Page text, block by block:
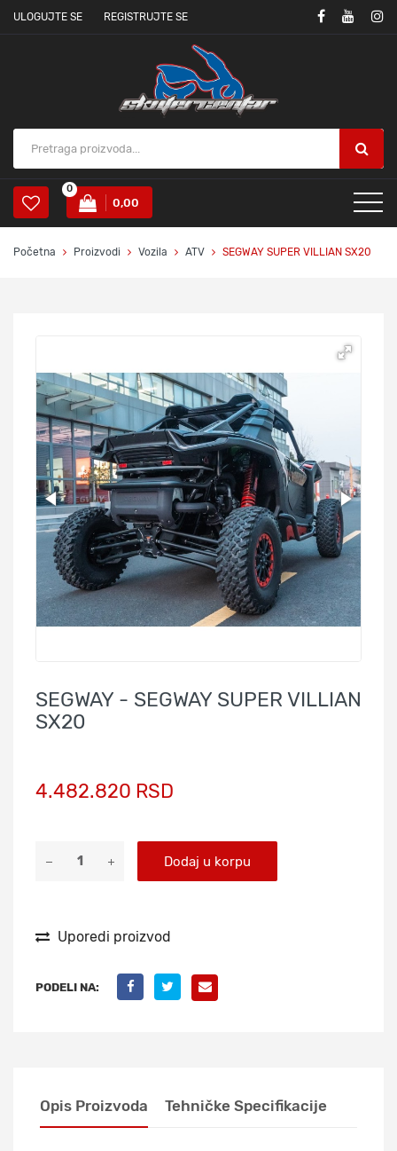
ULOGUJTE SE REGISTRUJTE SE
0
0,00
Početna Proizvodi Vozila ATV SEGWAY SUPER VILLIAN SX20
SEGWAY - SEGWAY SUPER VILLIAN
SX20
4.482.820 RSD
Dodaj u korpu
Uporedi proizvod
PODELI NA:
Opis Proizvoda Tehničke Specifikacije